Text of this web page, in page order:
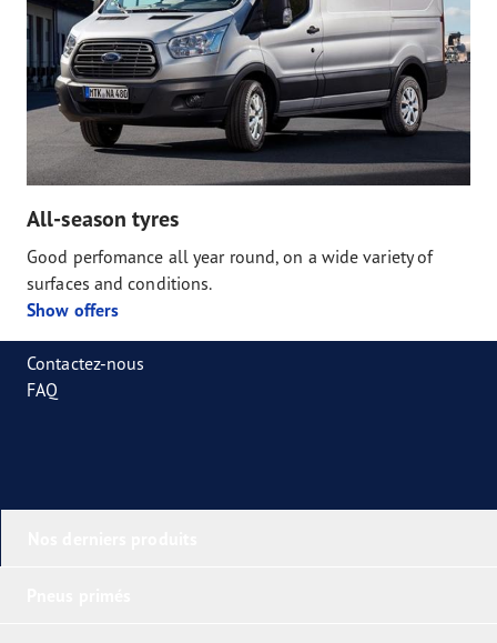
All-season tyres
Good perfomance all year round, on a wide variety of
surfaces and conditions.
Show offers
Contactez-nous
FAQ